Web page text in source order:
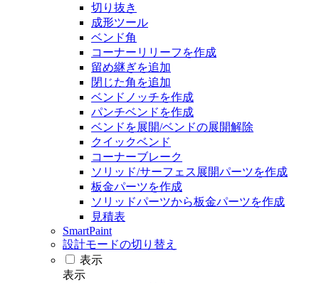
切り抜き
成形ツール
ベンド角
コーナーリリーフを作成
留め継ぎを追加
閉じた角を追加
ベンドノッチを作成
パンチベンドを作成
ベンドを展開/ベンドの展開解除
クイックベンド
コーナーブレーク
ソリッド/サーフェス展開パーツを作成
板金パーツを作成
ソリッドパーツから板金パーツを作成
見積表
SmartPaint
設計モードの切り替え
表示
表示